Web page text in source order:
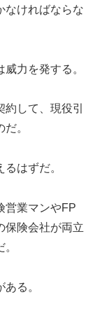
なければならな
力を発する。
して、現役引
。
はずだ。
営業マンやFP
保険会社が両立
る。